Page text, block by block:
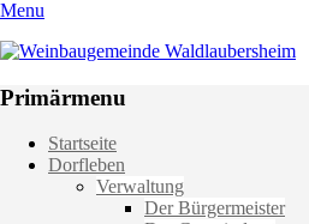
Menu
Weinbaugemeinde Waldlaubersheim
Primärmenu
Weiter
zum
Startseite
Dorfleben
Verwaltung
Der Bürgermeister